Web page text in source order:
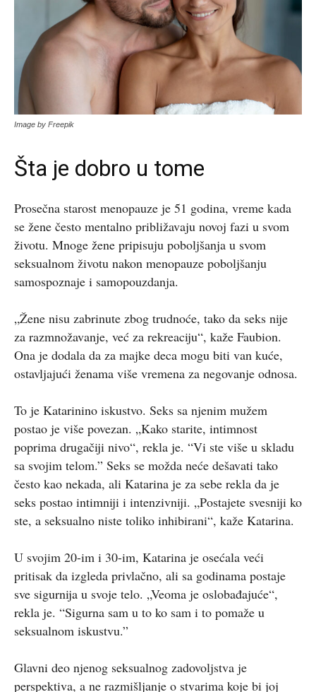
Image by Freepik
Šta je dobro u tome
Prosečna starost menopauze je 51 godina, vreme kada
se žene često mentalno približavaju novoj fazi u svom
životu. Mnoge žene pripisuju poboljšanja u svom
seksualnom životu nakon menopauze poboljšanju
samospoznaje i samopouzdanja.
„Žene nisu zabrinute zbog trudnoće, tako da seks nije
za razmnožavanje, već za rekreaciju“, kaže Faubion.
Ona je dodala da za majke deca mogu biti van kuće,
ostavljajući ženama više vremena za negovanje odnosa.
To je Katarinino iskustvo. Seks sa njenim mužem
postao je više povezan. „Kako starite, intimnost
poprima drugačiji nivo“, rekla je. “Vi ste više u skladu
sa svojim telom.” Seks se možda neće dešavati tako
često kao nekada, ali Katarina je za sebe rekla da je
seks postao intimniji i intenzivniji. „Postajete svesniji ko
ste, a seksualno niste toliko inhibirani“, kaže Katarina.
U svojim 20-im i 30-im, Katarina je osećala veći
pritisak da izgleda privlačno, ali sa godinama postaje
sve sigurnija u svoje telo. „Veoma je oslobađajuće“,
rekla je. “Sigurna sam u to ko sam i to pomaže u
seksualnom iskustvu.”
Glavni deo njenog seksualnog zadovoljstva je
perspektiva, a ne razmišljanje o stvarima koje bi joj